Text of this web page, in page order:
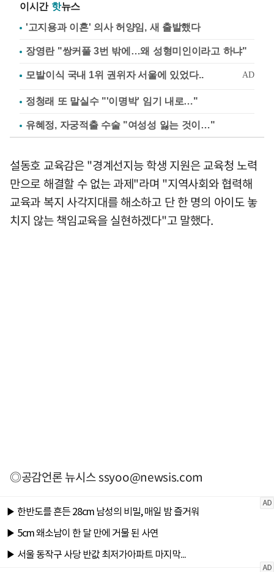
이시간 핫뉴스
'고지용과 이혼' 의사 허양임, 새 출발했다
장영란 "쌍커풀 3번 밖에…왜 성형미인이라고 하냐"
정청래 또 말실수 "'이명박' 임기 내로…"
유혜정, 자궁적출 수술 "여성성 잃는 것이…"
설동호 교육감은 "경계선지능 학생 지원은 교육청 노력
만으로 해결할 수 없는 과제"라며 "지역사회와 협력해
교육과 복지 사각지대를 해소하고 단 한 명의 아이도 놓
치지 않는 책임교육을 실현하겠다"고 말했다.
◎공감언론 뉴시스ssyoo@newsis.com